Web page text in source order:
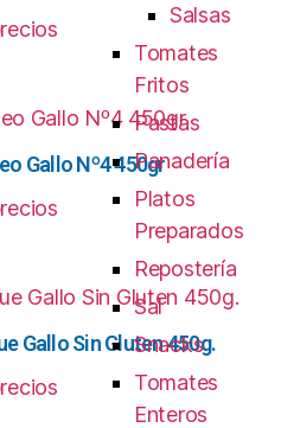
Gallo Nº4 450gr
Gallo Sin Gluten 450g.
Salsas
Tomates
Fritos
Pastas
Panadería
Platos
Preparados
Repostería
Sal
Snacks
Tomates
Enteros